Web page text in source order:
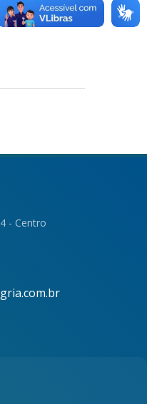
- Centro